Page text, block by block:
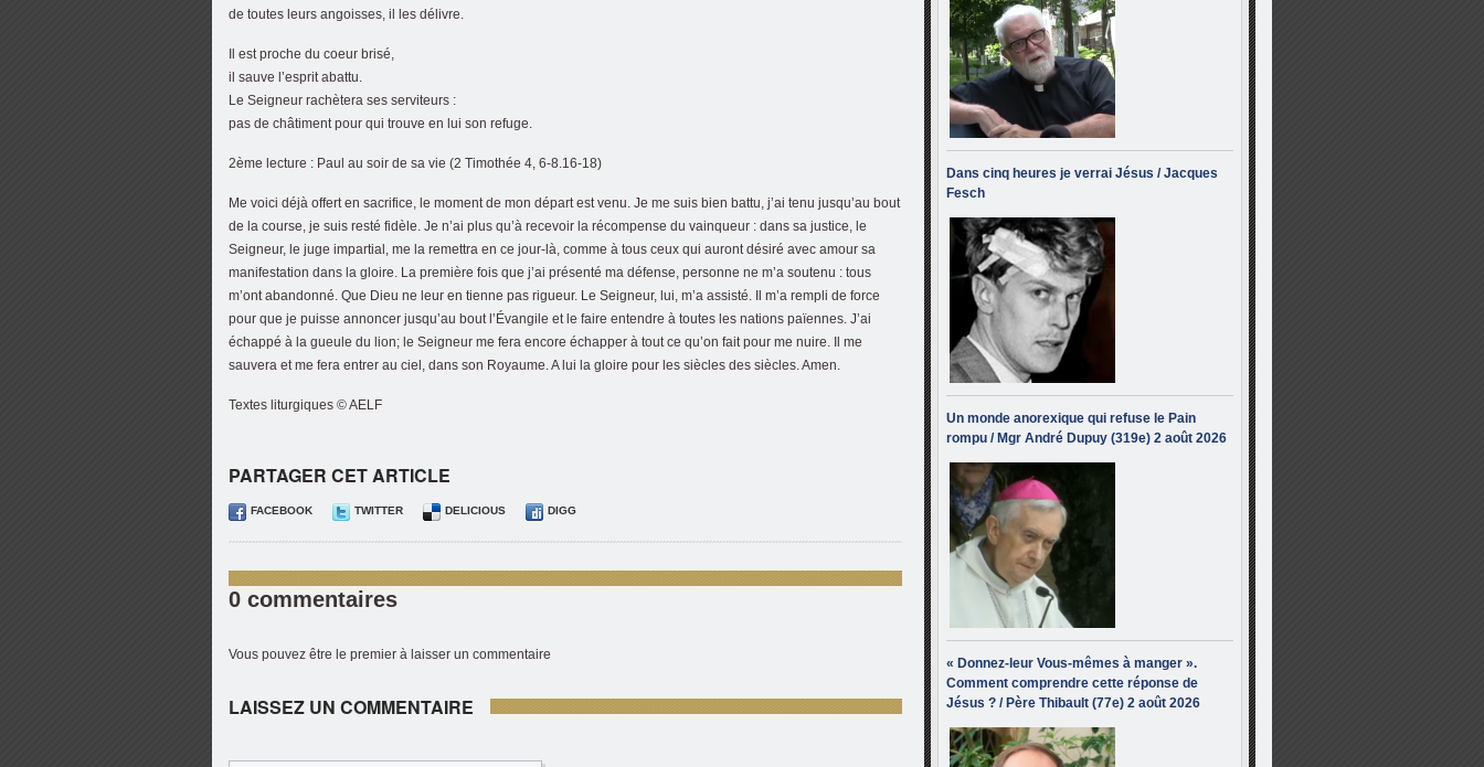
Dans cinq heures je verrai Jésus / Jacques
Fesch
Un monde anorexique qui refuse le Pain
rompu / Mgr André Dupuy (319e) 2 août 2026
« Donnez-leur Vous-mêmes à manger ».
Comment comprendre cette réponse de
Jésus ? / Père Thibault (77e) 2 août 2026
de toutes leurs angoisses, il les délivre.
Il est proche du coeur brisé,
il sauve l’esprit abattu.
Le Seigneur rachètera ses serviteurs :
pas de châtiment pour qui trouve en lui son refuge.
2ème lecture : Paul au soir de sa vie (2 Timothée 4, 6-8.16-18)
Me voici déjà offert en sacrifice, le moment de mon départ est venu. Je me suis bien battu, j’ai tenu jusqu’au bout
de la course, je suis resté fidèle. Je n’ai plus qu’à recevoir la récompense du vainqueur : dans sa justice, le
Seigneur, le juge impartial, me la remettra en ce jour-là, comme à tous ceux qui auront désiré avec amour sa
manifestation dans la gloire. La première fois que j’ai présenté ma défense, personne ne m’a soutenu : tous
m’ont abandonné. Que Dieu ne leur en tienne pas rigueur. Le Seigneur, lui, m’a assisté. Il m’a rempli de force
pour que je puisse annoncer jusqu’au bout l’Évangile et le faire entendre à toutes les nations païennes. J’ai
échappé à la gueule du lion; le Seigneur me fera encore échapper à tout ce qu’on fait pour me nuire. Il me
sauvera et me fera entrer au ciel, dans son Royaume. A lui la gloire pour les siècles des siècles. Amen.
Textes liturgiques © AELF
PARTAGER CET ARTICLE
FACEBOOK TWITTER DELICIOUS DIGG
0 commentaires
Vous pouvez être le premier à laisser un commentaire
LAISSEZ UN COMMENTAIRE